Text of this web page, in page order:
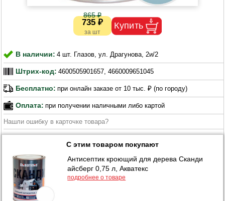
735 ₽
865 ₽
В наличии: 4 шт. Глазов, ул. Драгунова, 2и/2
Штрих-код: 4600505901657, 4660009651045
Бесплатно: при онлайн заказе от 10 тыс. ₽ (по городу)
Оплата: при получении наличными либо картой
Нашли ошибку в карточке товара?
С этим товаром покупают
Антисептик кроющий для дерева Сканди
айсберг 0,75 л, Акватекс
подробнее о товаре